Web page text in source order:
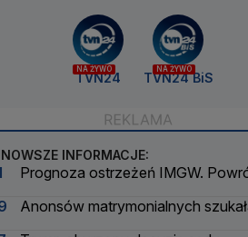
NA ŻYWO
TVN24
NA ŻYWO
TVN24 BiS
INFORMACJE:
Prognoza ostrzeżeń IMGW.
Anonsów matrymonialnych